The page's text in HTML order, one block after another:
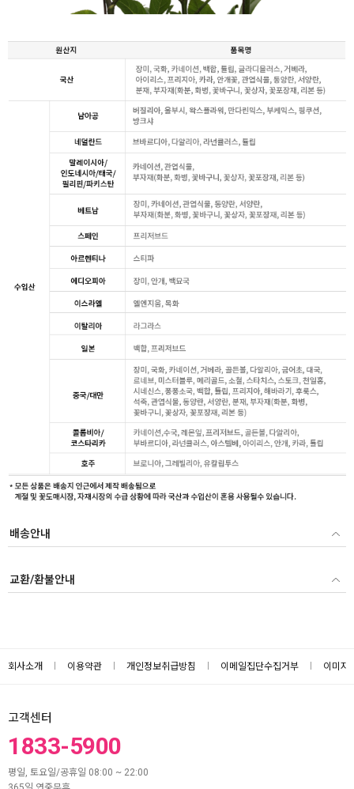
배송안내
교환/환불안내
회사소개 이용약관 개인정보취급방침 이메일집단수집거부 이미지
고객센터
1833-5900
평일, 토요일/공휴일 08:00 ~ 22:00